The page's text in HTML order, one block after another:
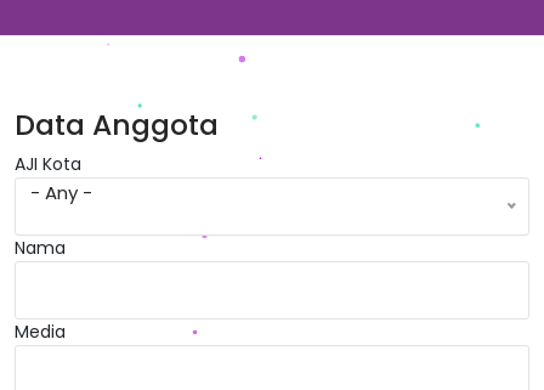
Data Anggota
AJI Kota
- Any -
Nama
Media